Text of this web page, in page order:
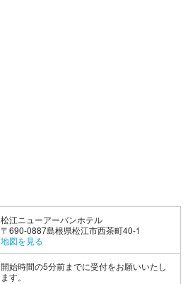
松江ニューアーバンホテル
〒690-0887島根県松江市西茶町40-1
地図を見る
開始時間の5分前までに受付をお願いいたし
ます。